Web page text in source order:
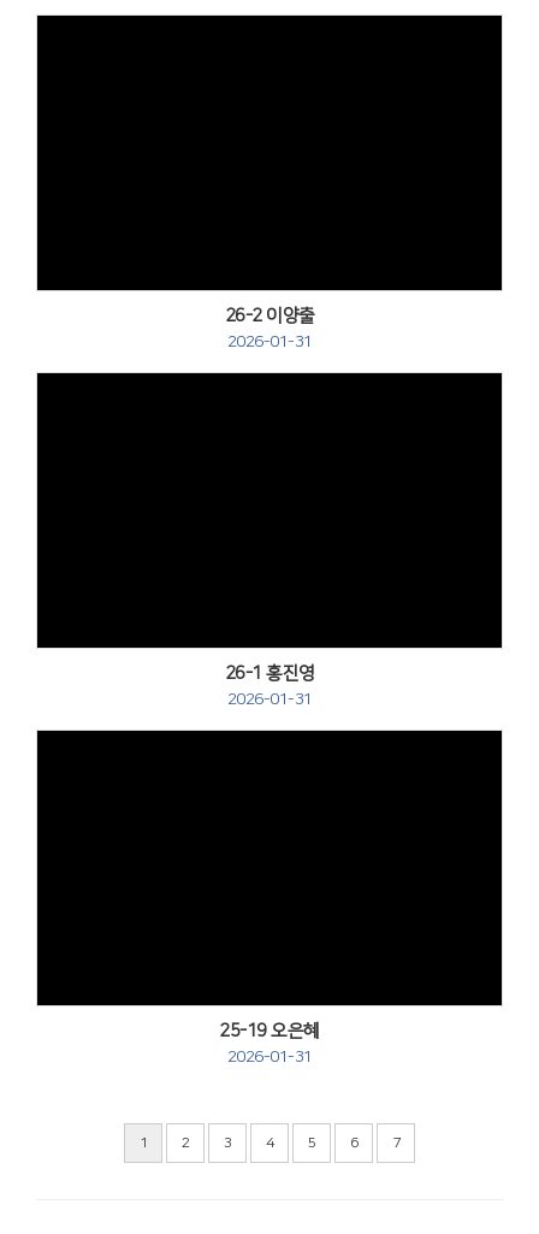
26-2 이양출
2026-01-31
26-1 홍진영
2026-01-31
25-19 오은혜
2026-01-31
1 2 3 4 5 6 7